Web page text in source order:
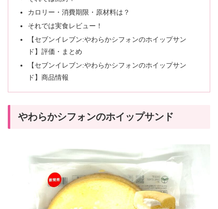
カロリー・消費期限・原材料は？
それでは実食レビュー！
【セブンイレブン:やわらかシフォンのホイップサン
ド】評価・まとめ
【セブンイレブン:やわらかシフォンのホイップサン
ド】商品情報
やわらかシフォンのホイップサンド